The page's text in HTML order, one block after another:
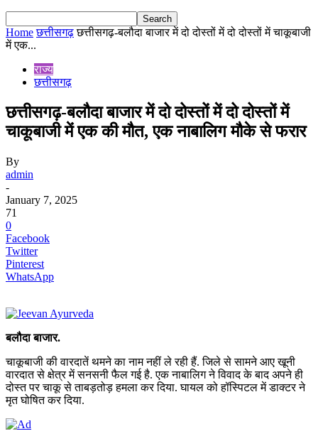
Home छत्तीसगढ़ छत्तीसगढ़-बलौदा बाजार में दो दोस्तों में दो दोस्तों में चाकूबाजी
में एक...
राज्य
छत्तीसगढ़
छत्तीसगढ़-बलौदा बाजार में दो दोस्तों में दो दोस्तों में
चाकूबाजी में एक की मौत, एक नाबालिग मौके से फरार
By
admin
-
January 7, 2025
71
0
Facebook
Twitter
Pinterest
WhatsApp
बलौदा बाजार.
चाकूबाजी की वारदातें थमने का नाम नहीं ले रही हैं. जिले से सामने आए खूनी
वारदात से क्षेत्र में सनसनी फैल गई है. एक नाबालिग ने विवाद के बाद अपने ही
दोस्त पर चाकू से ताबड़तोड़ हमला कर दिया. घायल को हॉस्पिटल में डाक्टर ने
मृत घोषित कर दिया.